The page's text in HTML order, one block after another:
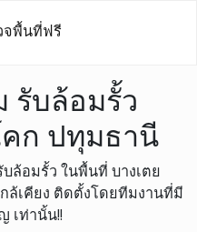
จพื้นที่ฟรี
รับล้อมรั้ว
คก ปทุมธานี
ล้อมรั้ว ในพื้นที่ บางเตย
ล้เคียง ติดตั้งโดยทีมงานที่มี
เท่านั้น!!